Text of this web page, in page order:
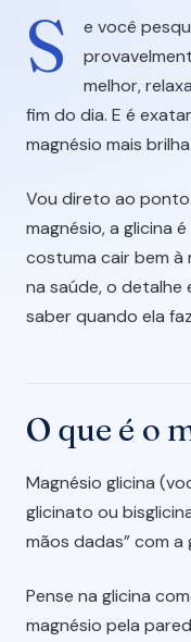
S
e você
melhor,
fim do dia. E é
magnésio mais brilha.
Vou direto ao
magnésio, a glicina
costuma cair bem à
na saúde, o detalhe
saber quando ela
O que é o
Magnésio glicina
glicinato ou
mãos dadas” com a
Pense na glicina
magnésio pela